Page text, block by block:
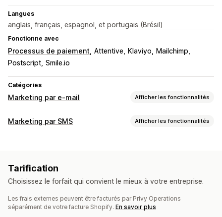
Langues
anglais, français, espagnol, et portugais (Brésil)
Fonctionne avec
Processus de paiement Attentive Klaviyo
Mailchimp
Postscript Smile.io
Catégories
Marketing par e-mail Afficher les fonctionnalités
Types de campagnes
E-mails de vente croisée
E-mails de paiement
Intention de sortie
Panier abandonné Parcourir les abandons
E-mails de bienvenue E-mails de suivi
Marketing par SMS Afficher les fonctionnalités
Messages personnalisés
Modèles
Segmentation Segments personnalisés
Adhésion
Tarification
Choisissez le forfait qui convient le mieux à votre entreprise.
Les frais externes peuvent être facturés par Privy Operations
séparément de votre facture Shopify. En savoir plus